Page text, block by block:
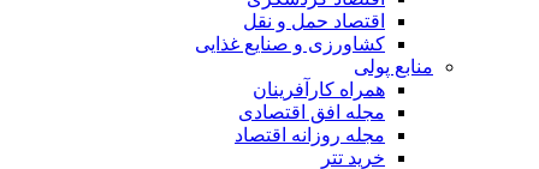
اقتصاد حمل و نقل
کشاورزی و صنایع غذایی
منابع پولی
همراه کارآفرینان
مجله افق اقتصادی
مجله روزانه اقتصاد
خرید تتر